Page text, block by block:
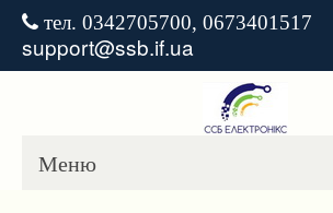
тел. 0342705700, 0673401517
support@ssb.if.ua
Меню